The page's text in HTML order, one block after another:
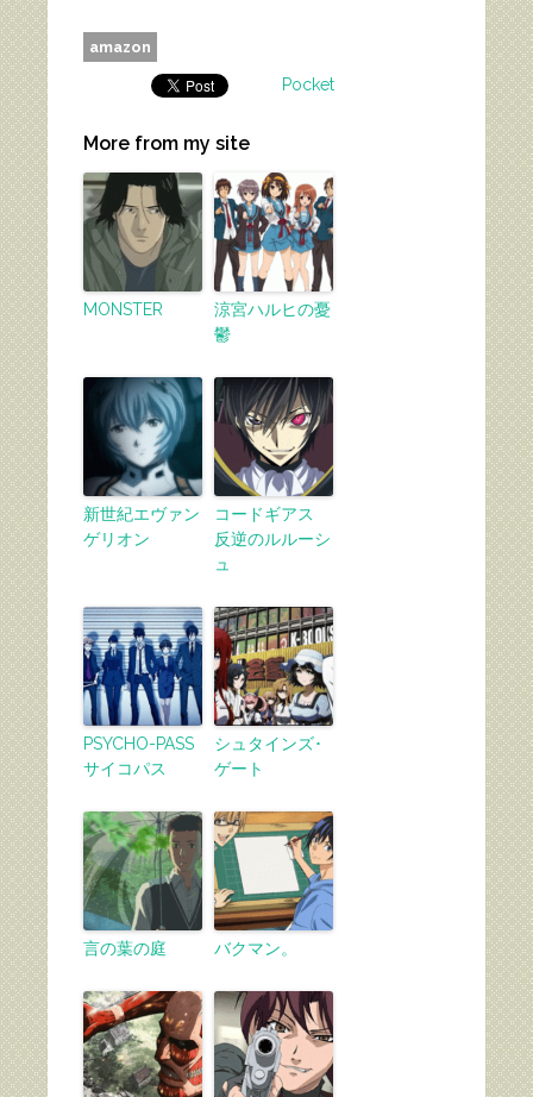
amazon
Pocket
More from my site
MONSTER
涼宮ハルヒの憂
鬱
新世紀エヴァン
ゲリオン
コードギアス
反逆のルルーシ
ュ
PSYCHO-PASS
サイコパス
シュタインズ･
ゲート
言の葉の庭 バクマン。